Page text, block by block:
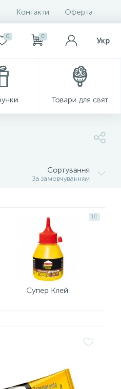
Контакти Оферта
0 0 Укр
Товари для свят
Сортування
За замовчуванням
10
Супер Клей